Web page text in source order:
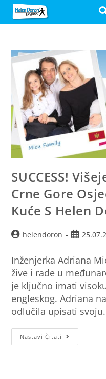
SUCCESS!
Crne Gore
Kuće S Helen
helendoron
Inženjerka Adriana
žive i rade u
je ključno imati
engleskog. Adriana
odlučila upisati
Nastavi Čitati